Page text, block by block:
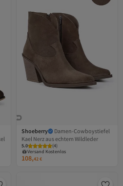
Shoeberry
Damen-Cowboystiefel
Kael Nerz aus echtem Wildleder
5.0 (4)
Versand Kostenlos
Gratis Versand
Versand Kostenlos
108,42€